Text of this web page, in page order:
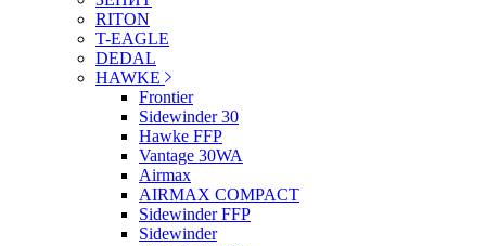
RITON
T-EAGLE
DEDAL
HAWKE
Frontier
Sidewinder 30
Hawke FFP
Vantage 30WA
Airmax
AIRMAX COMPACT
Sidewinder FFP
Sidewinder